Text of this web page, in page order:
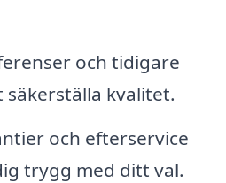
och tidigare
kvalitet.
och efterservice
trygg med ditt val.